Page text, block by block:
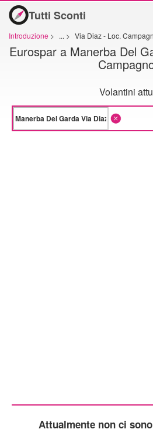
Tutti Sconti
Introduzione > ... > Via Diaz - Loc.
Eurospar a Manerba Del
Volantini
Attualmente non ci